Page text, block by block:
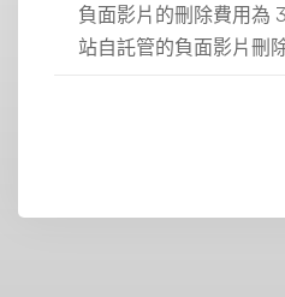
負面影片的刪除費用為
站自託管的負面影片刪